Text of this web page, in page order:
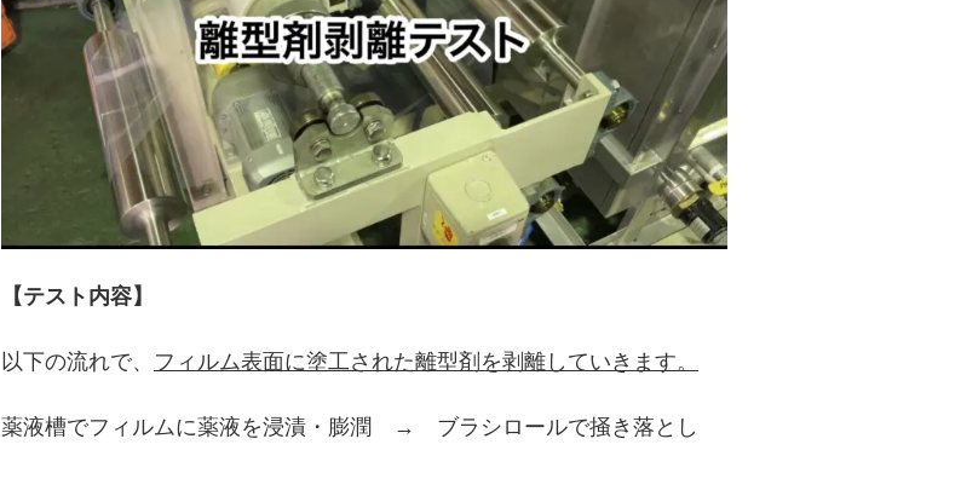
【テスト内容】
以下の流れで、 フィルム表面に塗工された離型剤を剥離していきます。
薬液槽でフィルムに薬液を浸漬・膨潤 → ブラシロールで掻き落とし